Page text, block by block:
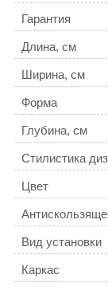
Гарантия
Длина, см
Ширина, см
Форма
Глубина, см
Стилистика
Цвет
Вид установки
Каркас